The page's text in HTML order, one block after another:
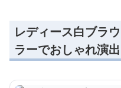
レディース白ブラ
ラーでおしゃれ演出